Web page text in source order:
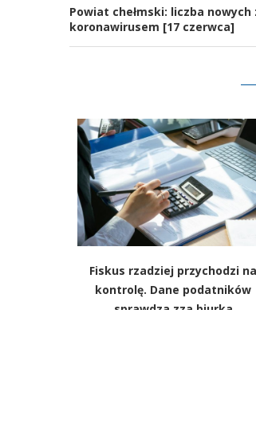
Powiat chełmski: liczba nowych
koronawirusem [17 czerwca]
Fiskus rzadziej przychodzi na
kontrolę. Dane podatników
sprawdza zza biurka